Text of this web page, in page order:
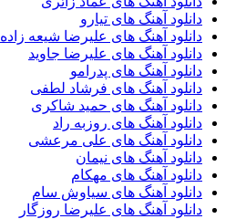
دانلود آهنگ های تیارو
دانلود آهنگ های علیرضا شیعه زاده
دانلود آهنگ های علیرضا جاوید
دانلود آهنگ های پدرامو
دانلود آهنگ های فرشاد لطفی
دانلود آهنگ های حمید شاکری
دانلود آهنگ های روزبه راد
دانلود آهنگ های علی مرعشی
دانلود آهنگ های نیمان
دانلود آهنگ های مهکام
دانلود آهنگ های سیاوش سام
دانلود آهنگ های علیرضا روزگار